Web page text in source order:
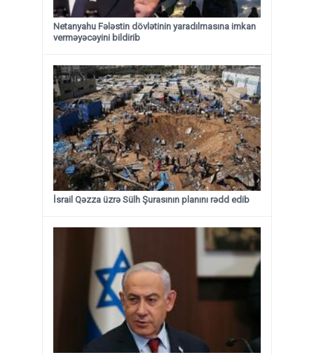
Netanyahu Fələstin dövlətinin yaradılmasına imkan
verməyəcəyini bildirib
İsrail Qəzza üzrə Sülh Şurasının planını rədd edib